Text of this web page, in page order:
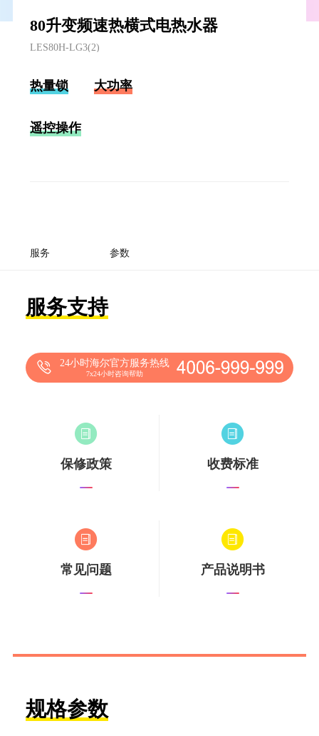
80升变频速热横式电热水器
LES80H-LG3(2)
热量锁 大功率
遥控操作
服务 参数
服务支持
24小时海尔官方服务热线
7x24小时咨询帮助
保修政策 收费标准
常见问题 产品说明书
规格参数